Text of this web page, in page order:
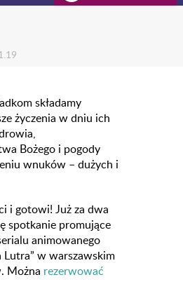
składamy
życzenia w dniu ich
Bożego i pogody
wnuków – dużych i
i gotowi! Już za dwa
spotkanie promujące
animowanego
Lutra” w warszawskim
Można rezerwować